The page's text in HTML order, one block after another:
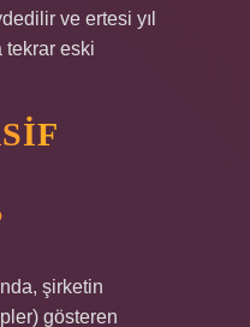
ve ertesi yıl
tekrar eski
şirketin
gösteren